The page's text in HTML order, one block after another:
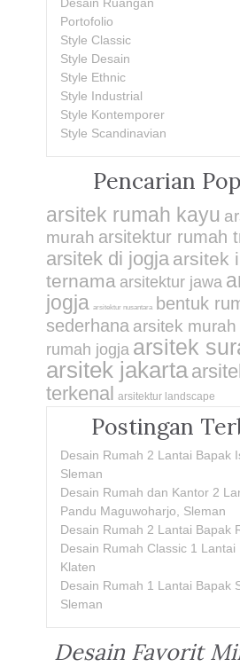
Portofolio
Style Classic
Style Desain
Style Ethnic
Style Industrial
Style Kontemporer
Style Scandinavian
Pencarian
arsitek rumah kayu
murah arsitektur rumah
arsitek di jogja arsitek
ternama arsitektur jawa
jogja arsitektur nusantara
bentuk
sederhana arsitek murah
rumah jogja arsitek
arsitek jakarta
terkenal arsitektur landscape
Postingan
Desain Rumah 2 Lantai Bapak
Sleman
Desain Rumah dan Kantor 2
Pandu Maguwoharjo, Sleman
Desain Rumah 2 Lantai Bapak
Desain Rumah Classic 1 Lantai
Klaten
Desain Rumah 1 Lantai Bapak
Sleman
Desain Favorit